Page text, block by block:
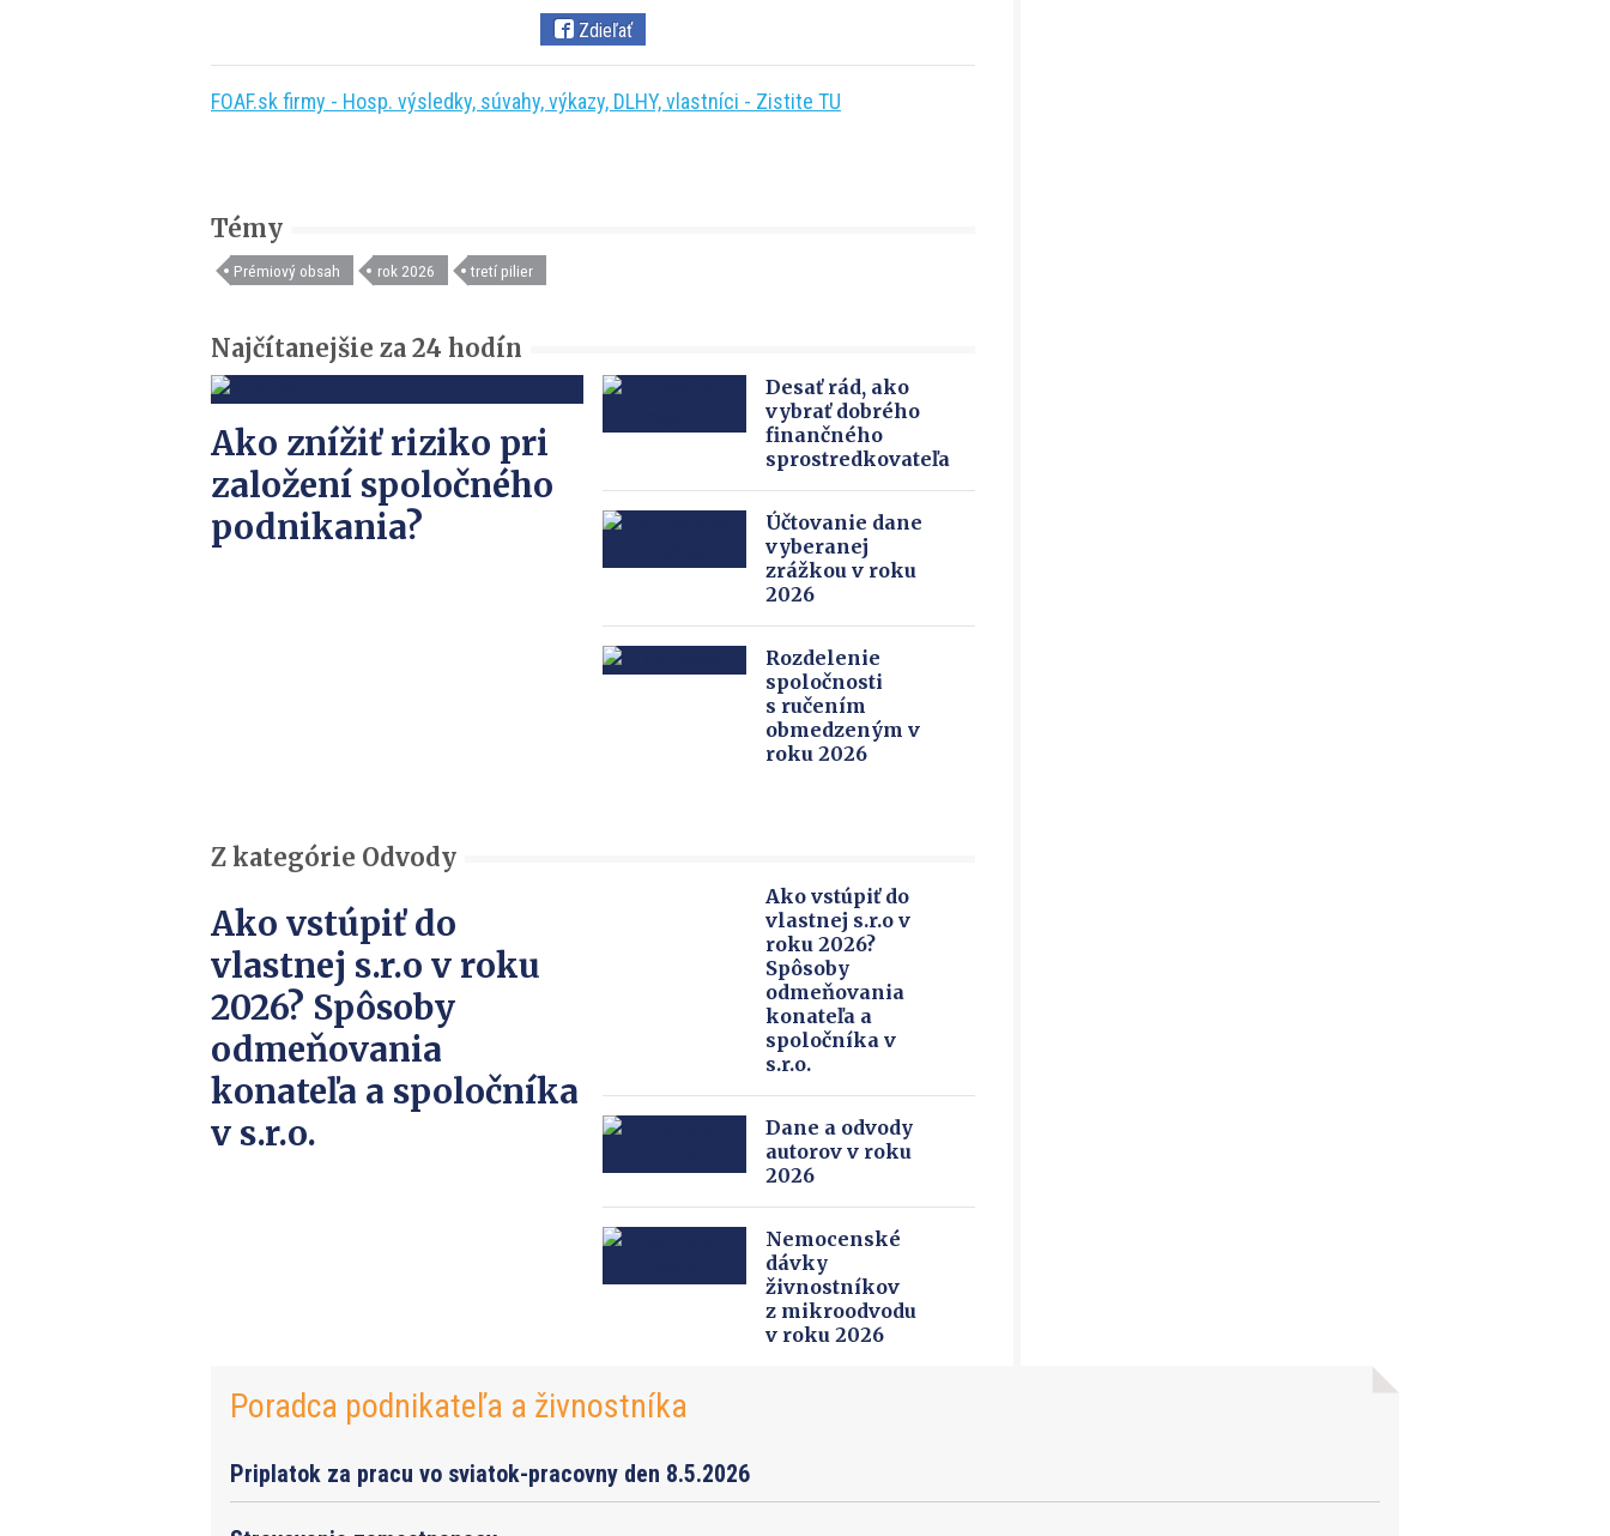
Zdieľať
FOAF.sk firmy - Hosp. výsledky, súvahy, výkazy, DLHY, vlastníci - Zistite TU
Témy
Prémiový obsah rok 2026 tretí pilier
Najčítanejšie za 24 hodín
Ako znížiť riziko pri
založení spoločného
podnikania?
Desať rád, ako
vybrať dobrého
finančného
sprostredkovateľa
Účtovanie dane
vyberanej
zrážkou v roku
2026
Rozdelenie
spoločnosti
s ručením
obmedzeným v
roku 2026
Z kategórie Odvody
Ako vstúpiť do
vlastnej s.r.o v roku
2026? Spôsoby
odmeňovania
konateľa a spoločníka
v s.r.o.
Ako vstúpiť do
vlastnej s.r.o v
roku 2026?
Spôsoby
odmeňovania
konateľa a
spoločníka v
s.r.o.
Dane a odvody
autorov v roku
2026
Nemocenské
dávky
živnostníkov
z mikroodvodu
v roku 2026
Poradca podnikateľa a živnostníka
Priplatok za pracu vo sviatok-pracovny den 8.5.2026